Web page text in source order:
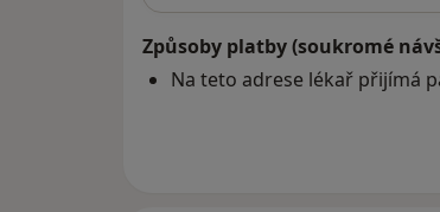
Způsoby platby (soukromé
Na teto adrese lékař přijímá